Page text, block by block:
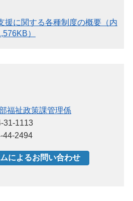
援に関する各種制度の概要（内
）
福祉政策課管理係
31-1113
44-2494